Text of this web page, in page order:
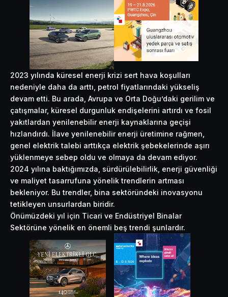
2023 yılında küresel enerji krizi sert hava koşulları
nedeniyle daha da arttı, petrol fiyatlarındaki yükseliş
devam etti. Bu arada, Avrupa ve Orta Doğu’daki gerilim ve
çatışmalar, küresel durgunluk endişelerini artırdı ve fosil
yakıtlardan yenilenebilir enerji kaynaklarına geçişi
hızlandırdı. İlave yenilenebilir enerji üretimine rağmen,
genel elektrik talebi arttıkça elektrik şebekelerinde aşırı
yüklenmeye sebep oldu ve olmaya da devam ediyor.
2024 yılına baktığımızda, sürdürülebilirlik, enerji güvenliği
ve maliyet tasarrufuna yönelik trendlerin artması
bekleniyor. Bu trendler, bina sektöründeki inovasyonu
tetikleyen unsurlardan biridir.
Önümüzdeki yıl için Ticari ve Endüstriyel Binalar
Sektörüne yönelik en önemli beş trendi şunlardır.